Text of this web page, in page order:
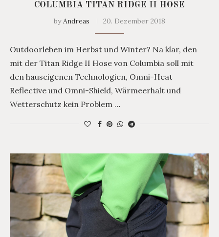
COLUMBIA TITAN RIDGE II HOSE
byAndreas 20. Dezember 2018
Outdoorleben im Herbst und Winter? Na klar, den
mit der Titan Ridge II Hose von Columbia soll mit
den hauseigenen Technologien, Omni-Heat
Reflective und Omni-Shield, Wärmeerhalt und
Wetterschutz kein Problem …